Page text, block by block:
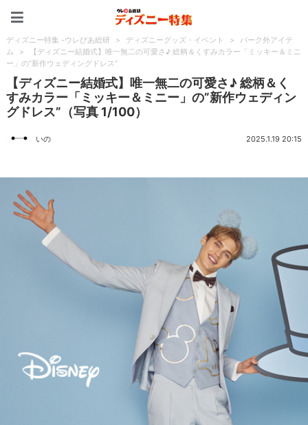
ディズニー特集 -ウレぴあ総研 > ディズニーグッズ・イベント >
パーク外アイテ
ム
>
【ディズニー結婚式】唯一無二の可愛さ♪ 総柄＆くすみカラー「ミッキー＆ミニ
ー」の”新作ウェディングドレス”
【ディズニー結婚式】唯一無二の可愛さ♪ 総柄＆く
すみカラー「ミッキー＆ミニー」の”新作ウェディン
グドレス”（写真 1/100）
いの 2025.1.19 20:15